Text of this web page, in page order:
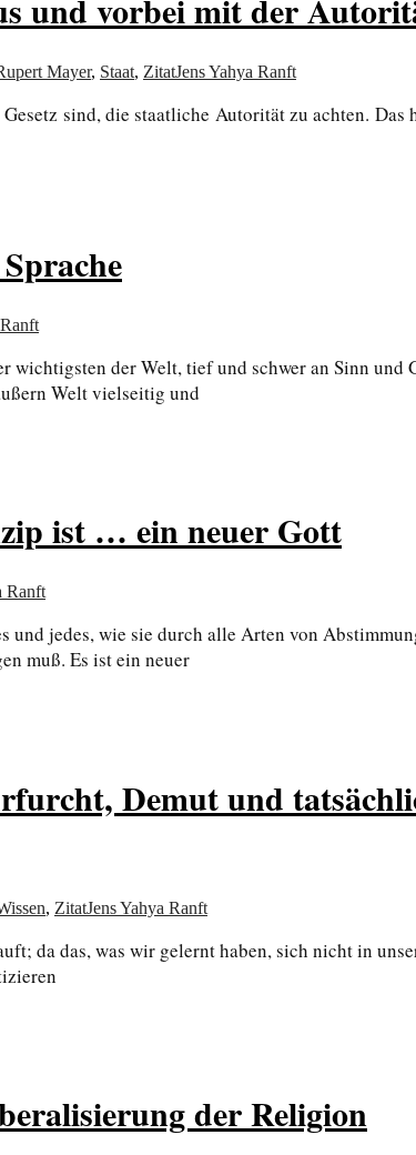
und vorbei mit der
Mayer, Staat, ZitatJens Yahya Ranft
sind, die staatliche Autorität zu achten.
wichtigsten der Welt, tief und schwer an Sinn
Welt vielseitig und
ist … ein neuer Gott
Ranft
jedes, wie sie durch alle Arten von
muß. Es ist ein neuer
Demut und
, ZitatJens Yahya Ranft
da das, was wir gelernt haben, sich nicht in
der Religion